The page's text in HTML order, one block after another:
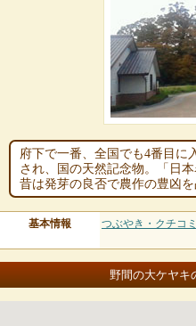
府下で一番、全国でも4番目に
され、国の天然記念物。「日
昔は発芽の良否で農作の豊凶を
基本情報 つぶやき・クチコミ
野間の大ケヤキ